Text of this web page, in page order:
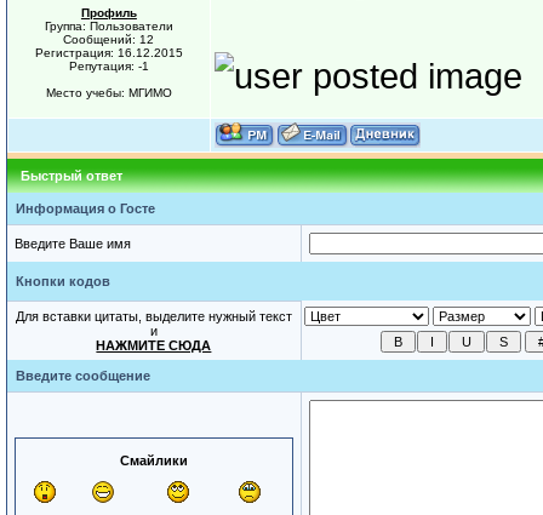
Профиль
Группа: Пользователи
Сообщений: 12
Регистрация: 16.12.2015
Репутация: -1
Место учебы: МГИМО
Быстрый ответ
Информация о Госте
Введите Ваше имя
Кнопки кодов
Для вставки цитаты, выделите нужный текст
и
НАЖМИТЕ СЮДА
Введите сообщение
Смайлики